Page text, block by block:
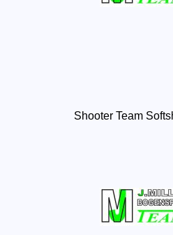
Shooter Team